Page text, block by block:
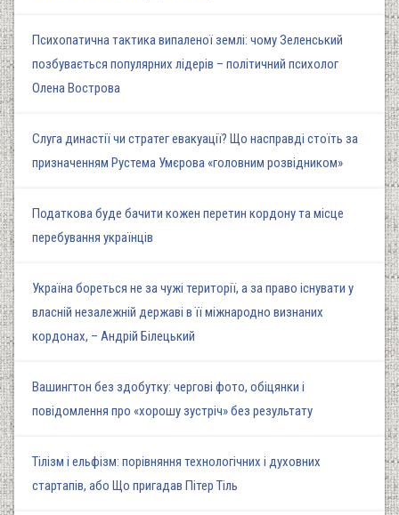
Психопатична тактика випаленої землі: чому Зеленський
позбувається популярних лідерів – політичний психолог
Олена Вострова
Слуга династії чи стратег евакуації? Що насправді стоїть за
призначенням Рустема Умєрова «головним розвідником»
Податкова буде бачити кожен перетин кордону та місце
перебування українців
Україна бореться не за чужі території, а за право існувати у
власній незалежній державі в її міжнародно визнаних
кордонах, – Андрій Білецький
Вашингтон без здобутку: чергові фото, обіцянки і
повідомлення про «хорошу зустріч» без результату
Тілізм і ельфізм: порівняння технологічних і духовних
стартапів, або Що пригадав Пітер Тіль